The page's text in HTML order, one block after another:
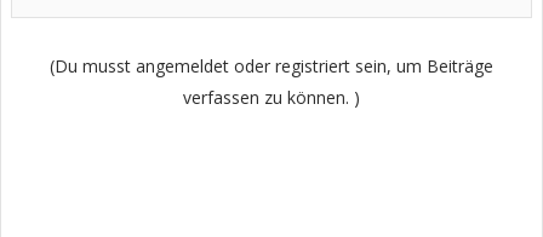
(Du musst angemeldet oder registriert sein, um Beiträge
verfassen zu können. )